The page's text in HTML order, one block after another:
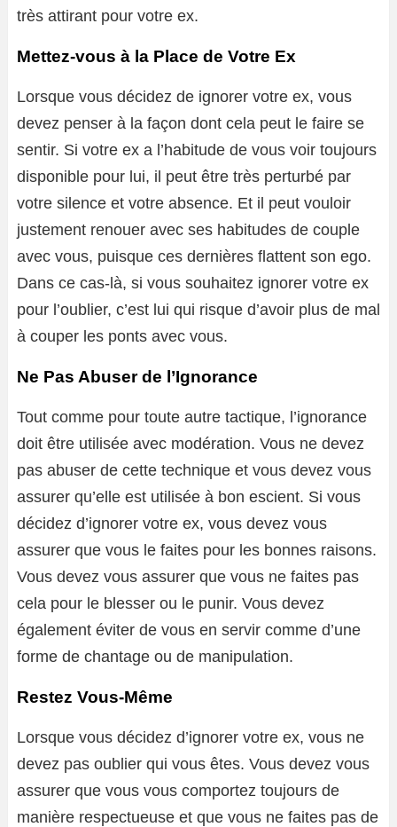
très attirant pour votre ex.
Mettez-vous à la Place de Votre Ex
Lorsque vous décidez de ignorer votre ex, vous
devez penser à la façon dont cela peut le faire se
sentir. Si votre ex a l’habitude de vous voir toujours
disponible pour lui, il peut être très perturbé par
votre silence et votre absence. Et il peut vouloir
justement renouer avec ses habitudes de couple
avec vous, puisque ces dernières flattent son ego.
Dans ce cas-là, si vous souhaitez ignorer votre ex
pour l’oublier, c’est lui qui risque d’avoir plus de mal
à couper les ponts avec vous.
Ne Pas Abuser de l’Ignorance
Tout comme pour toute autre tactique, l’ignorance
doit être utilisée avec modération. Vous ne devez
pas abuser de cette technique et vous devez vous
assurer qu’elle est utilisée à bon escient. Si vous
décidez d’ignorer votre ex, vous devez vous
assurer que vous le faites pour les bonnes raisons.
Vous devez vous assurer que vous ne faites pas
cela pour le blesser ou le punir. Vous devez
également éviter de vous en servir comme d’une
forme de chantage ou de manipulation.
Restez Vous-Même
Lorsque vous décidez d’ignorer votre ex, vous ne
devez pas oublier qui vous êtes. Vous devez vous
assurer que vous vous comportez toujours de
manière respectueuse et que vous ne faites pas de